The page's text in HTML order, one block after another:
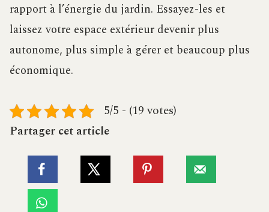
rapport à l’énergie du jardin. Essayez-les et
laissez votre espace extérieur devenir plus
autonome, plus simple à gérer et beaucoup plus
économique.
5/5 - (19 votes)
Partager cet article